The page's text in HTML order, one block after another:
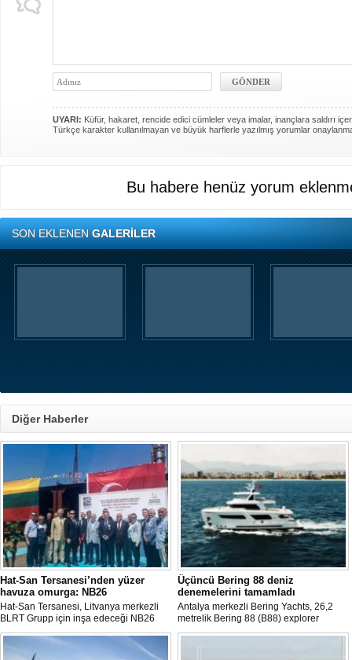
UYARI: Küfür, hakaret, rencide edici cümleler veya imalar, inançlara saldırı
Türkçe karakter kullanılmayan ve büyük harflerle yazılmış yorumlar
Bu habere henüz yorum
SON EKLENENGALERİLER
Diğer Haberler
Hat-San Tersanesi’nden yüzer
havuza omurga: NB26
Hat-San Tersanesi, Litvanya merkezli
BLRT Grupp için inşa edeceği NB26
inşa numaralı yüzer havuzun omurga
yerleştirme törenini Yalova’daki
tersanesinde gerçekleştirdi.
Üçüncü Bering 88 deniz
denemelerini tamamladı
Antalya merkezli Bering Yachts, 26,2
metrelik Bering 88 (B88) explorer
serisinin üçüncü teknesinin ilk deniz